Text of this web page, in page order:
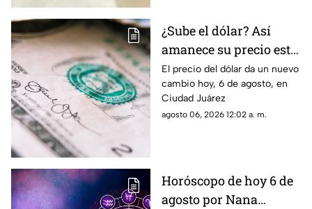
¿Sube el dólar? Así
amanece su precio este
jueves en Ciudad
Juárez
El precio del dólar da un nuevo
cambio hoy, 6 de agosto, en
Ciudad Juárez
agosto 06, 2026 12:02 a. m.
Horóscopo de hoy 6 de
agosto por Nana